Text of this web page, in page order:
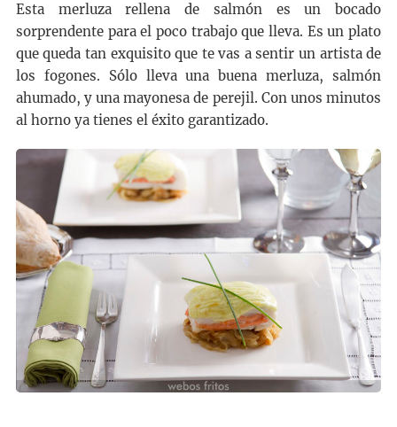
Esta merluza rellena de salmón es un bocado
sorprendente para el poco trabajo que lleva. Es un plato
que queda tan exquisito que te vas a sentir un artista de
los fogones. Sólo lleva una buena merluza, salmón
ahumado, y una mayonesa de perejil. Con unos minutos
al horno ya tienes el éxito garantizado.